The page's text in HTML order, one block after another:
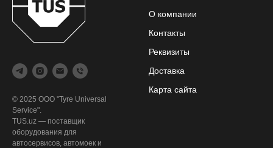
© 2025 ООО "Tyre Universal
Service".
TUS.uz — поставщик
оборудования для
автосервисов, автомоек и
О компании
Контакты
Реквизиты
Доставка
Карта сайта